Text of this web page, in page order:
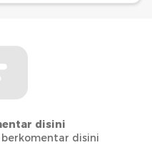
disini
disini